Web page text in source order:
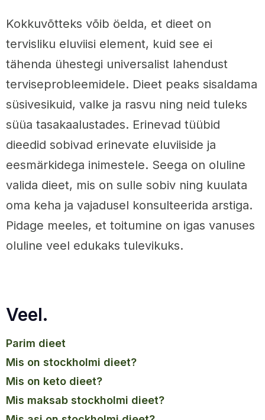
Kokkuvõtteks võib öelda, et dieet on
tervisliku eluviisi element, kuid see ei
tähenda ühestegi universalist lahendust
terviseprobleemidele. Dieet peaks sisaldama
süsivesikuid, valke ja rasvu ning neid tuleks
süüa tasakaalustades. Erinevad tüübid
dieedid sobivad erinevate eluviiside ja
eesmärkidega inimestele. Seega on oluline
valida dieet, mis on sulle sobiv ning kuulata
oma keha ja vajadusel konsulteerida arstiga.
Pidage meeles, et toitumine on igas vanuses
oluline veel edukaks tulevikuks.
Veel.
parim dieet
mis on stockholmi dieet?
mis on keto dieet?
mis maksab stockholmi dieet?